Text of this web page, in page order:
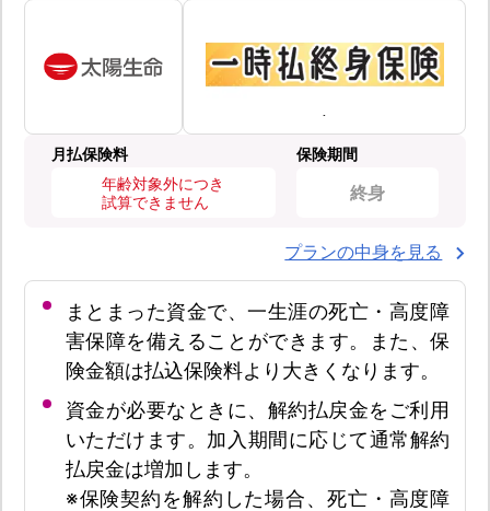
月払保険料
年齢対象外につき
試算できません
保険期間
終身
プランの中身を見る
まとまった資金で、一生涯の死亡・高度障
害保障を備えることができます。また、保
険金額は払込保険料より大きくなります。
資金が必要なときに、解約払戻金をご利用
いただけます。加入期間に応じて通常解約
払戻金は増加します。
※保険契約を解約した場合、死亡・高度障